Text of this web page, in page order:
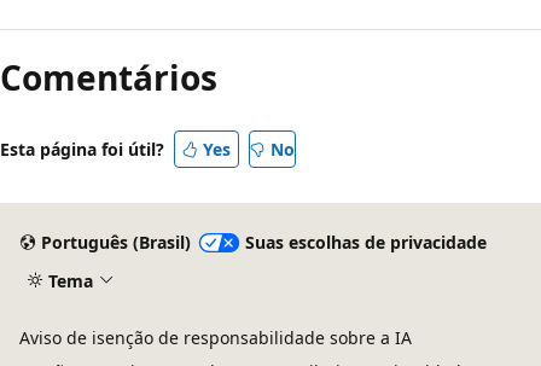
Modo
de
leitura
Comentários
Esta página foi útil? Yes No
Português (Brasil)
Suas escolhas de privacidade
Tema
Aviso de isenção de responsabilidade sobre a IA